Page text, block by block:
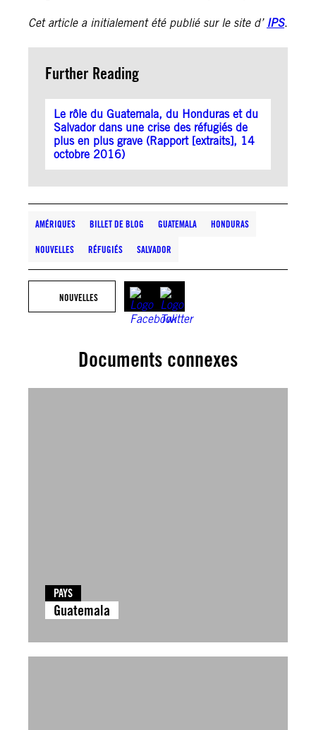
Cet article a initialement été publié sur le site d’ IPS.
Further Reading
Le rôle du Guatemala, du Honduras et du
Salvador dans une crise des réfugiés de
plus en plus grave (Rapport [extraits], 14
octobre 2016)
AMÉRIQUES BILLET DE BLOG GUATEMALA HONDURAS
NOUVELLES RÉFUGIÉS SALVADOR
NOUVELLES
Documents connexes
PAYS
Guatemala